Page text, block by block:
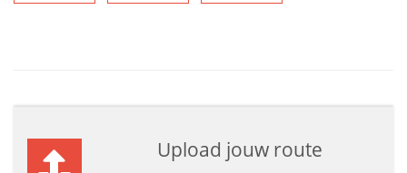
Upload jouw route